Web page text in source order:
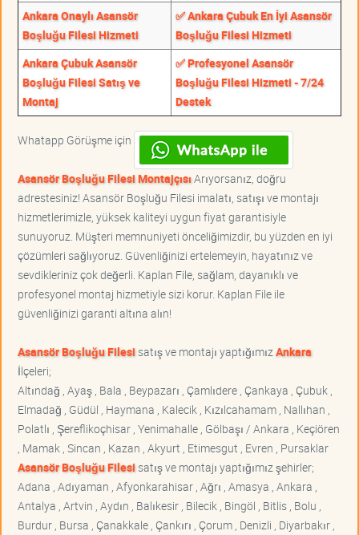
Ankara Onaylı Asansör
Boşluğu Filesi Hizmeti
✅ Ankara Çubuk En İyi Asansör
Boşluğu Filesi Hizmeti
Ankara Çubuk Asansör
Boşluğu Filesi Satış ve
Montaj
✅ Profesyonel Asansör
Boşluğu Filesi Hizmeti - 7/24
Destek
Whatapp Görüşme için
Asansör Boşluğu Filesi MontajçısıArıyorsanız, doğru
adrestesiniz! Asansör Boşluğu Filesi imalatı, satışı ve montajı
hizmetlerimizle, yüksek kaliteyi uygun fiyat garantisiyle
sunuyoruz. Müşteri memnuniyeti önceliğimizdir, bu yüzden en iyi
çözümleri sağlıyoruz. Güvenliğinizi ertelemeyin, hayatınız ve
sevdikleriniz çok değerli. Kaplan File, sağlam, dayanıklı ve
profesyonel montaj hizmetiyle sizi korur. Kaplan File ile
güvenliğinizi garanti altına alın!
Asansör Boşluğu Filesisatış ve montajı yaptığımız Ankara
İlçeleri;
Altındağ , Ayaş , Bala , Beypazarı , Çamlıdere , Çankaya , Çubuk ,
Elmadağ , Güdül , Haymana , Kalecik , Kızılcahamam , Nallıhan ,
Polatlı , Şereflikoçhisar , Yenimahalle , Gölbaşı / Ankara , Keçiören
, Mamak , Sincan , Kazan , Akyurt , Etimesgut , Evren , Pursaklar
Asansör Boşluğu Filesisatış ve montajı yaptığımız şehirler;
Adana , Adıyaman , Afyonkarahisar , Ağrı , Amasya , Ankara ,
Antalya , Artvin , Aydın , Balıkesir , Bilecik , Bingöl , Bitlis , Bolu ,
Burdur , Bursa , Çanakkale , Çankırı , Çorum , Denizli , Diyarbakır ,